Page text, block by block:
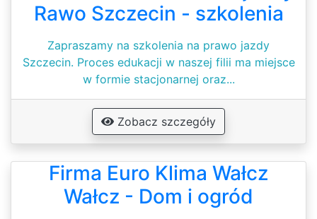
Rawo Szczecin - szkolenia
Zapraszamy na szkolenia na prawo jazdy
Szczecin. Proces edukacji w naszej filii ma miejsce
w formie stacjonarnej oraz...
Zobacz szczegóły
Firma Euro Klima Wałcz
Wałcz - Dom i ogród